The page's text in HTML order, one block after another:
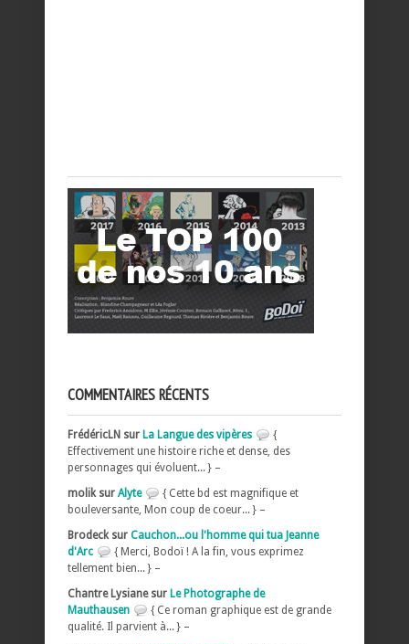
COMMENTAIRES RÉCENTS
FrédéricLN sur La Langue des vipères
{
Effectivement une histoire riche et dense, des
personnages qui évoluent... } –
molik sur Alyte
{ Cette bd est magnifique et
bouleversante, Mon coup de coeur... } –
Brodeck sur Cauchon...ou l'homme qui tua Jeanne
d'Arc
{ Merci, Bodoï ! A la fin, vous exprimez
tellement bien... } –
Chantre Lysiane sur Le Photographe de
Mauthausen
{ Ce roman graphique est de grande
qualité. Il parvient à... } –